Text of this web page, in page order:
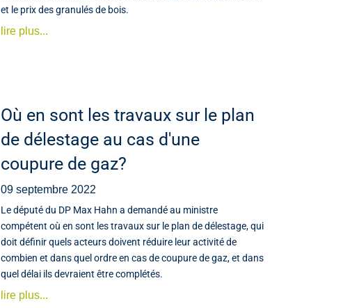
et le prix des granulés de bois.
lire plus...
Où en sont les travaux sur le plan
de délestage au cas d'une
coupure de gaz?
09 septembre 2022
Le député du DP Max Hahn a demandé au ministre
compétent où en sont les travaux sur le plan de délestage, qui
doit définir quels acteurs doivent réduire leur activité de
combien et dans quel ordre en cas de coupure de gaz, et dans
quel délai ils devraient être complétés.
lire plus...